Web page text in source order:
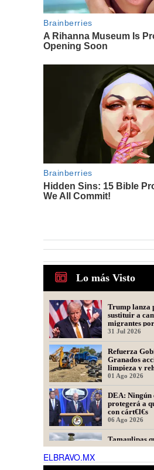
Lo más Visto
Trump lanza
sustituir a
migrantes
Ejército
31 Jul 2026
Refuerza
Granados
limpieza y
Los
01 Ago 2026
DEA:
protegerá a
con cárt€l€s
06 Ago 2026
Tamaulipas
Misantla,
06 Ago 2026
ELBRAVO.MX